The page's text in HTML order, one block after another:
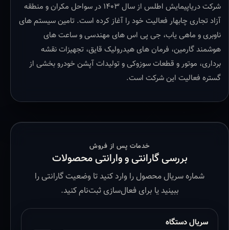
شرکت دریاپیمایش اطلس از سال ۱۴۰۳ در سواحل مکران و منطقه
آزاد تجاری چابهار فعالیت خود را آغاز کرده است. تامین سیستم های
ناوبری و ماهی یاب، جی پی اس های مهندسی و ساعت های
هوشمند گارمین، فرمان های هیدرولیک قایق، تجهیزات نقشه
برداری، موتور و قطعات سوزوکی و تولیدات آپشن خودرو بخشی از
گستره فعالیت این شرکت است.
خدمات پس از فروش
بررسی گارانتی و وارانتی محصولات
شماره سریال محصول را وارد کنید تا وضعیت گارانتی را
ببینید یا برای فعال‌سازی ثبت‌نام کنید.
سریال دستگاه